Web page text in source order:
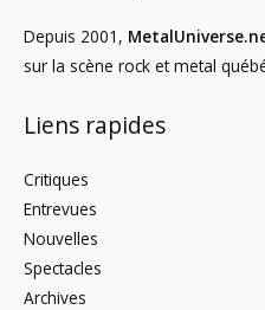
Depuis 2001,
sur la scène rock et metal
Liens rapides
Critiques
Entrevues
Nouvelles
Spectacles
Archives